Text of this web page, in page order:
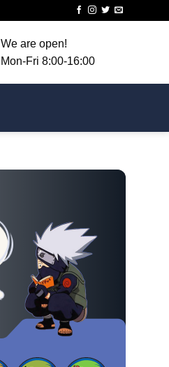
We are open!
Mon-Fri 8:00-16:00